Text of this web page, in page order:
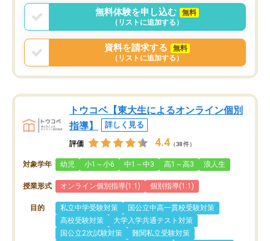
無料体験を申し込む
無料
（リストに追加する）
資料を請求する
無料
（リストに追加する）
トウコベ【東大生によるオンライン個別
指導】
詳しく見る
評価 4.4 （38件）
対象学年 幼児 小1～小6 中1～中3 高1～高3 浪人生
授業形式 オンライン個別指導(1:1) 個別指導(1:1)
目的 私立中学受験対策
国公立中高一貫校受験対策
高校受験対策
大学入学共通テスト対策
国公立2次試験対策
難関私立受験対策